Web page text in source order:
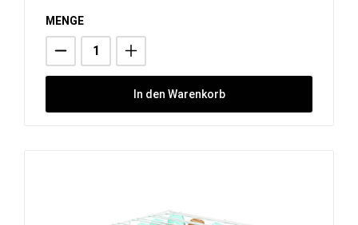
MENGE
In den Warenkorb